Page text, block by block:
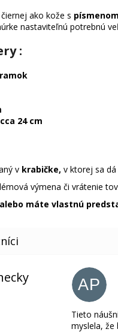
čiernej ako kože s
nastaviteľnú potrebnú
:
24 cm
v krabičke, v ktorej sa
výmena či vrátenie
máte vlastnú
je 5 z 5 hviezdičiek.AP
Tieto
myslela, že